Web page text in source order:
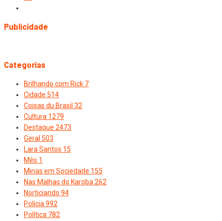
Publicidade
Categorias
Brilhando com Rick 7
Cidade 514
Coisas du Brasil 32
Cultura 1279
Destaque 2473
Geral 503
Lara Santos 15
Mês 1
Minas em Sociedade 155
Nas Malhas do Karoba262
Norticiando 94
Polícia992
Política 782